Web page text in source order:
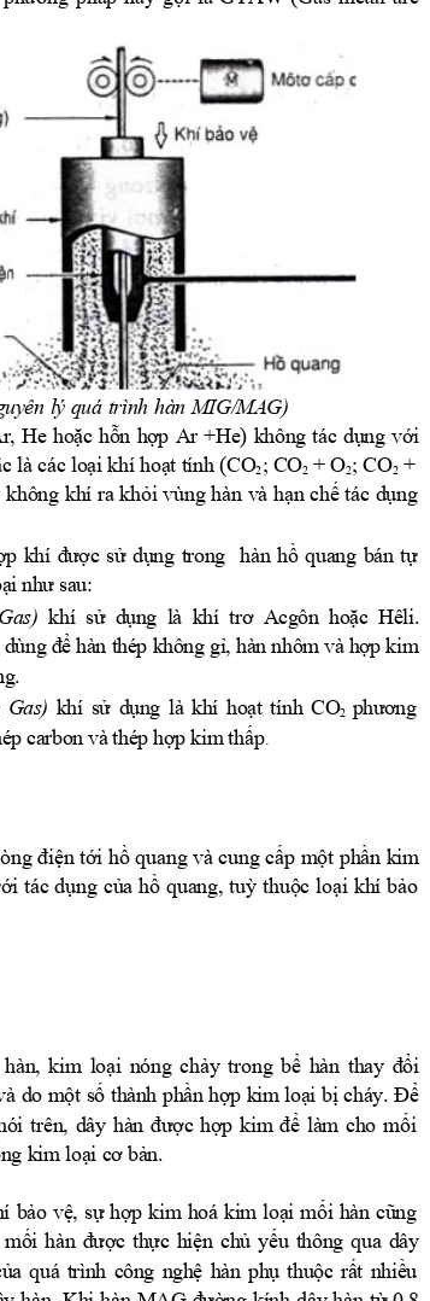
lý quá trình hàn MIG/MAG)
He hoặc hỗn hợp Ar +He) không tác dụng với
là các loại khí hoạt tính (CO2; CO2 + O2; CO2 +
khí ra khỏi vùng hàn và hạn chế tác dụng
khí được sử dụng trong
hàn hồ quang bán tự
như sau:
khí sử dụng là khí trơ Acgôn hoặc Hêli.
để hàn thép không gỉ, hàn nhôm và hợpkim
khí sử dụng là khí hoạt tính CO2 phương
carbon và thép hợp kim thấp.
điện tới hồ quang và cung cấp một phần kim
tác dụng của hồ quang, tuỳ thuộc loại khí bảo
kim loại nóng chảy trong bể hàn thay đổi
do một số thành phần hợp kim loại bị cháy. Để
trên, dây hàn được hợp kim để làm cho mối
kim loại cơ bản.
bảo vệ, sự hợp kim hoá kim loại mối hàn cũng
hàn được thực hiện chủ yếu thông qua dây
quá trình công nghệ hàn phụ thuộc rất nhiều